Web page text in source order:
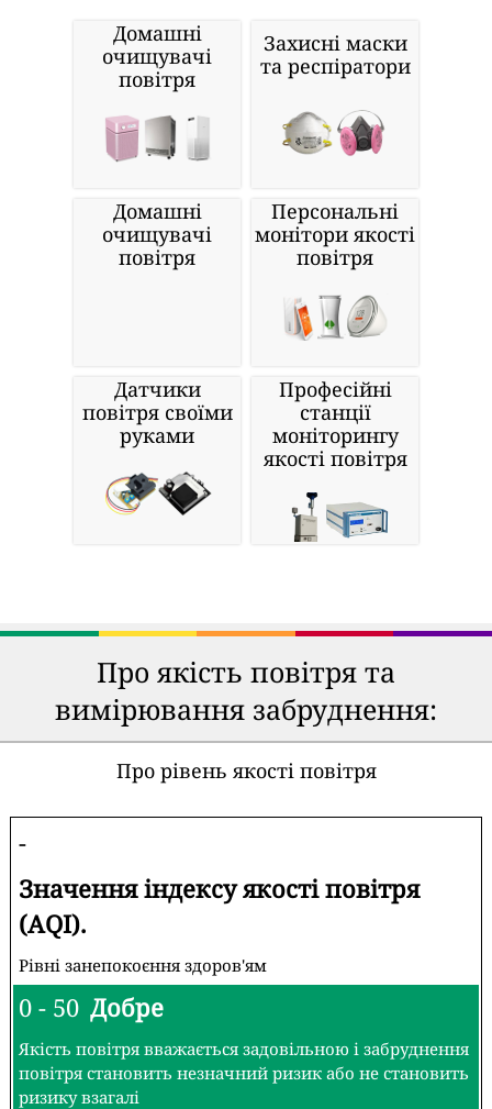
Домашні
очищувачі
повітря
Захисні маски
та респіратори
Домашні
очищувачі
повітря
Персональні
монітори якості
повітря
Датчики
повітря своїми
руками
Професійні
станції
моніторингу
якості повітря
Про якість повітря та
вимірювання забруднення:
Про рівень якості повітря
-
Значення індексу якості повітря
(AQI).
Рівні занепокоєння здоров'ям
0 - 50 Добре
Якість повітря вважається задовільною і забруднення
повітря становить незначний ризик або не становить
ризику взагалі